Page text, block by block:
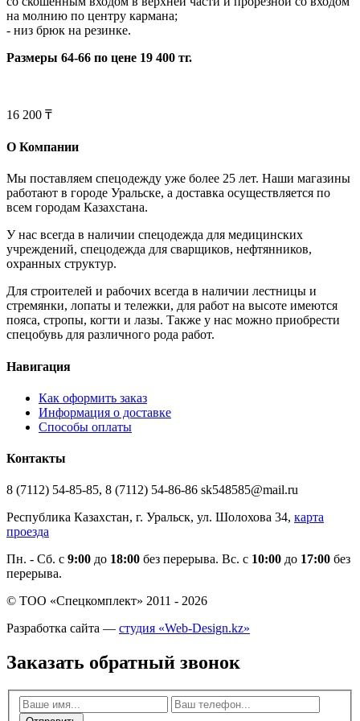
на молнию по центру кармана;
- низ брюк на резинке.
Размеры 64-66 по цене 19 400 тг.
16 200 ₸
О Компании
Мы поставляем спецодежду уже более 25 лет. Наши магазины
работают в городе Уральске, а доставка осуществляется по
всем городам Казахстана.
У нас всегда в наличии спецодежда для медицинских
учреждений, спецодежда для сварщиков, нефтянников,
охранных структур.
Для строителей и рабочих всегда в наличии лестницы и
стремянки, лопаты и тележки, для работ на высоте имеются
пояса, стропы, когти и лазы. Также у нас можно приобрести
спецобувь для различного рода работ.
Навигация
Как оформить заказ
Информация о доставке
Способы оплаты
Контакты
8 (7112) 54-85-85, 8 (7112) 54-86-86 sk548585@mail.ru
Республика Казахстан, г. Уральск, ул. Шолохова 34, карта
проезда
Пн. - Cб. с 9:00 до 18:00 без перерыва. Вс. с 10:00 до 17:00 без
перерыва.
© ТОО «Спецкомплект» 2011 - 2026
Разработка сайта — студия «Web-Design.kz»
Заказать обратный звонок